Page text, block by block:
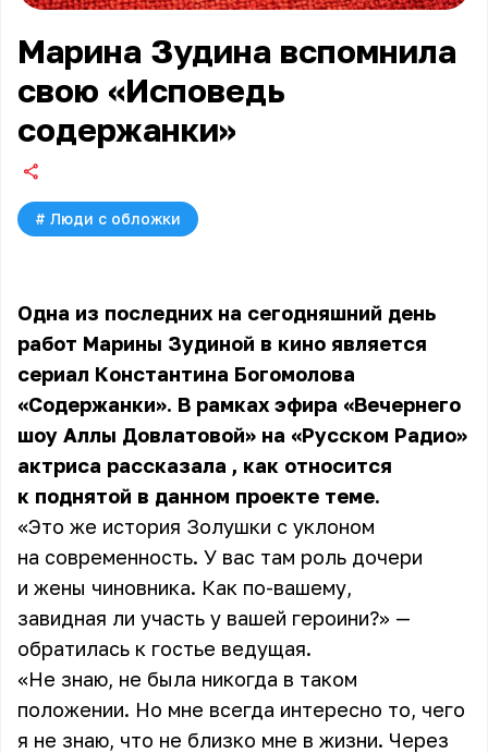
Марина Зудина вспомнила
свою «Исповедь
содержанки»
# Люди с обложки
Одна из последних на сегодняшний день
работ Марины Зудиной в кино является
сериал Константина Богомолова
«Содержанки». В рамках эфира «Вечернего
шоу Аллы Довлатовой» на «Русском Радио»
актриса рассказала , как относится
к поднятой в данном проекте теме.
«Это же история Золушки с уклоном
на современность. У вас там роль дочери
и жены чиновника. Как по-вашему,
завидная ли участь у вашей героини?» —
обратилась к гостье ведущая.
«Не знаю, не была никогда в таком
положении. Но мне всегда интересно то, чего
я не знаю, что не близко мне в жизни. Через